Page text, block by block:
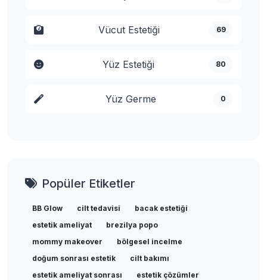
Vücut Estetiği 69
Yüz Estetiği 80
Yüz Germe 0
Popüler Etiketler
BB Glow cilt tedavisi
bacak estetiği
estetik ameliyat
brezilya popo
mommy makeover
bölgesel incelme
doğum sonrası estetik
cilt bakımı
estetik ameliyat sonrası
estetik çözümler